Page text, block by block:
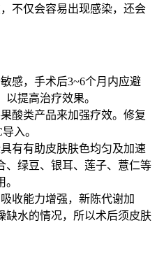
不仅会容易出现感染，还会
感，手术后3~6个月内应避
提高治疗效果。
酸类产品来加强疗效。修复
入。
有有助皮肤肤色均匀及加速
、绿豆、银耳、莲子、薏仁等
收能力增强，新陈代谢加
缺水的情况，所以术后须皮肤